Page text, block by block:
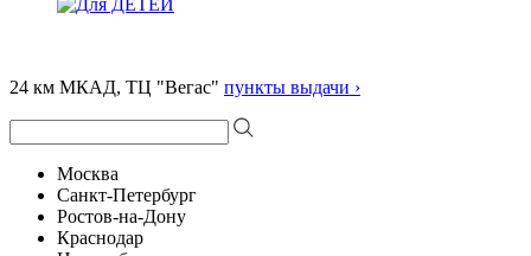
24 км МКАД, ТЦ "Вегас" пункты выдачи ›
Москва
Санкт-Петербург
Ростов-на-Дону
Краснодар